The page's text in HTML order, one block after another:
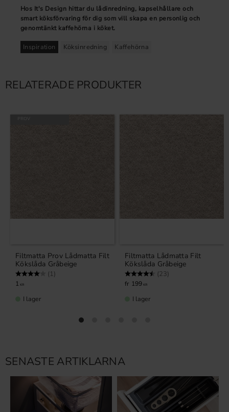
Hos It's Design hittar du lådinredning, kapselhållare och
smart köksförvaring för dig som vill skapa en personlig och
genomtänkt kaffehörna i köket.
Inspiration Köksinredning Kaffehörna
RELATERADE PRODUKTER
Filtmatta Prov Lådmatta Filt
Kökslåda Gråbeige
Betyg: (1)
1 KR
I lager
Filtmatta Lådmatta Filt
Kökslåda Gråbeige
Betyg: (23)
199KR
I lager
SENASTE ARTIKLARNA